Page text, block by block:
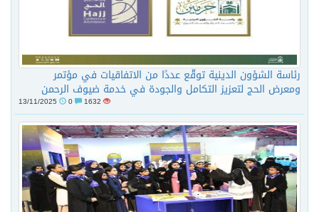
رئاسة الشؤون الدينية توقّع عددًا من الاتفاقيات في مؤتمر
ومعرض الحج لتعزيز التكامل والجودة في خدمة ضيوف الرحمن
1632